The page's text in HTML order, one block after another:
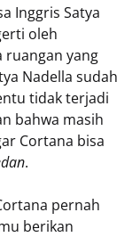
Inggris Satya
oleh
ruangan yang
Nadella sudah
tidak terjadi
bahwa masih
Cortana bisa
.
pernah
berikan